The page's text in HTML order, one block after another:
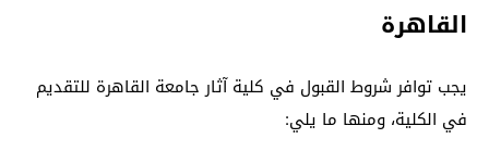
القاهرة
يجب توافر شروط القبول في كلية آثار جامعة القاهرة للتقديم
في الكلية، ومنها ما يلي: